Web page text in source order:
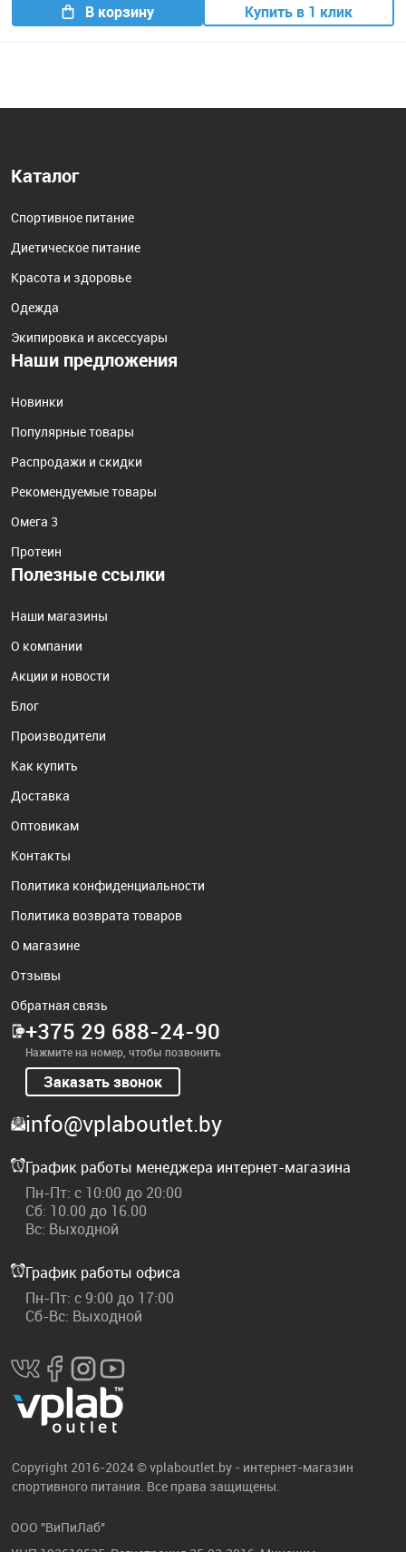
В корзину Купить в 1 клик
Каталог
Спортивное питание
Диетическое питание
Красота и здоровье
Одежда
Экипировка и аксессуары
Наши предложения
Новинки
Популярные товары
Распродажи и скидки
Рекомендуемые товары
Омега 3
Протеин
Полезные ссылки
Наши магазины
О компании
Акции и новости
Блог
Производители
Как купить
Доставка
Оптовикам
Контакты
Политика конфиденциальности
Политика возврата товаров
О магазине
Отзывы
Обратная связь
+375 29 688-24-90
Нажмите на номер, чтобы позвонить
Заказать звонок
info@vplaboutlet.by
График работы менеджера интернет-магазина
Пн-Пт: с 10:00 до 20:00
Сб: 10.00 до 16.00
Вс: Выходной
График работы офиса
Пн-Пт: с 9:00 до 17:00
Сб-Вс: Выходной
Copyright 2016-2024 © vplaboutlet.by - интернет-магазин
спортивного питания. Все права защищены.
ООО "ВиПиЛаб"